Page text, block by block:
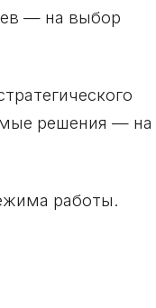
— на выбор
решения — на
работы.